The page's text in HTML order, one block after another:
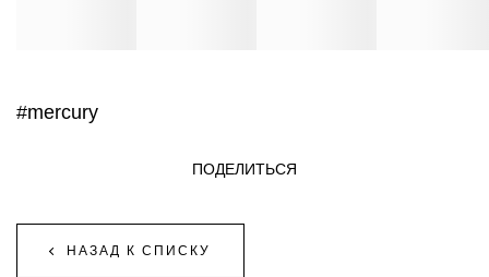
#mercury
НАЗАД К СПИСКУ
ПОДЕЛИТЬСЯ